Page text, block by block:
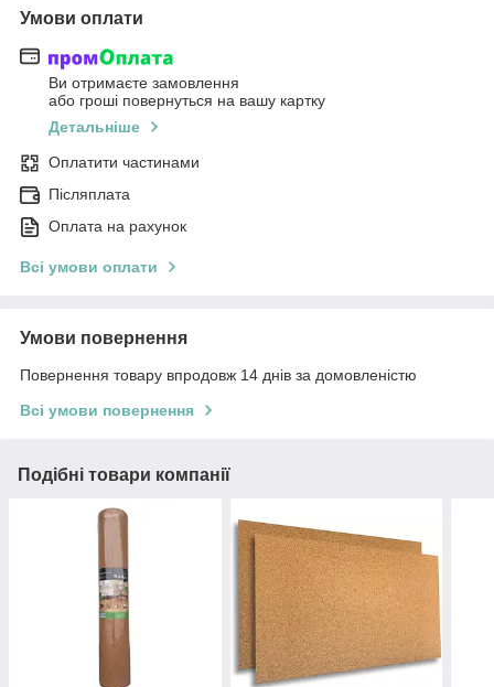
Умови оплати
Ви отримаєте замовлення
або гроші повернуться на вашу картку
Детальніше
Оплатити частинами
Післяплата
Оплата на рахунок
Всі умови оплати
Умови повернення
Повернення товару впродовж 14 днів за домовленістю
Всі умови повернення
Подібні товари компанії